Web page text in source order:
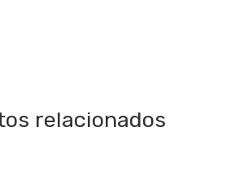
relacionados